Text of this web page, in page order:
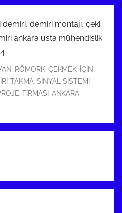
RÖMORK-ÇEKMEK-İÇİN-
TAKMA-SİNYAL-SİSTEMİ-
FİRMASI-ANKARA